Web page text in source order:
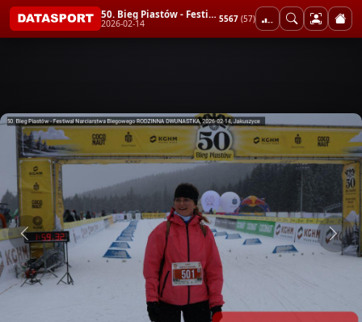
50. Bieg Piastów - Festiwal Narciarstwa Biegowego RODZINNA DWUNASTKA
2026-02-14 5567 (57)